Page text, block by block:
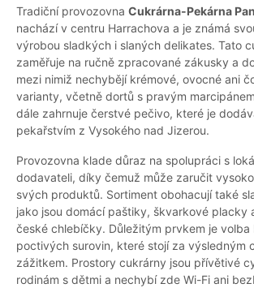
Tradiční provozovna Cukrárna-Pekárna
nachází v centru Harrachova a je známá
výrobou sladkých i slaných delikates. Tato
zaměřuje na ručně zpracované zákusky a
mezi nimiž nechybějí krémové, ovocné ani
varianty, včetně dortů s pravým
dále zahrnuje čerstvé pečivo, které je
pekařstvím z Vysokého nad Jizerou.
Provozovna klade důraz na spolupráci s
dodavateli, díky čemuž může zaručit
svých produktů. Sortiment obohacují také
jako jsou domácí paštiky, škvarkové placky
české chlebíčky. Důležitým prvkem je volba
poctivých surovin, které stojí za výsledným
zážitkem. Prostory cukrárny jsou přívětivé
rodinám s dětmi a nechybí zde Wi-Fi ani